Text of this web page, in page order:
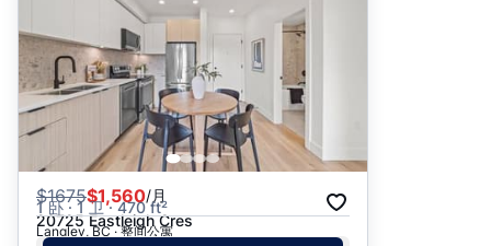
$1675$1,560/月
1 卧 · 1 卫 · 470 ft²
20725 Eastleigh Cres
Langley, BC · 整间公寓